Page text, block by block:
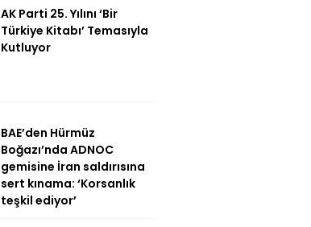
AK Parti 25. Yılını ‘Bir
Türkiye Kitabı’ Temasıyla
Kutluyor
BAE’den Hürmüz
Boğazı’nda ADNOC
gemisine İran saldırısına
sert kınama: ‘Korsanlık
teşkil ediyor’